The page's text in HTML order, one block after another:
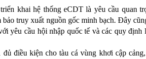
khai hệ thống eCDT là yêu cầu quan
bảo truy xuất nguồn gốc minh bạch. Đây
yêu cầu hội nhập quốc tế và các quy định
điều kiện cho tàu cá vùng khơi cập cảng,